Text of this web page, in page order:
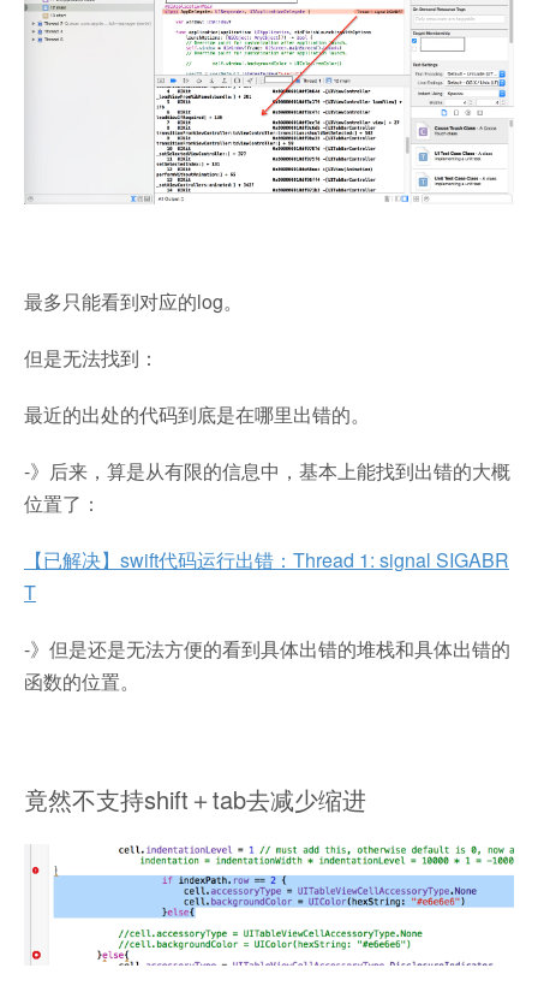
最多只能看到对应的log。
但是无法找到：
最近的出处的代码到底是在哪里出错的。
-》后来，算是从有限的信息中，基本上能找到出错的大概
位置了：
【已解决】swift代码运行出错：Thread 1: signal SIGABR
T
-》但是还是无法方便的看到具体出错的堆栈和具体出错的
函数的位置。
竟然不支持shift＋tab去减少缩进